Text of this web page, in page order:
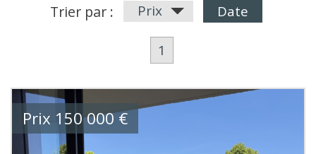
Trier par : Prix Date
1
Prix 150 000€